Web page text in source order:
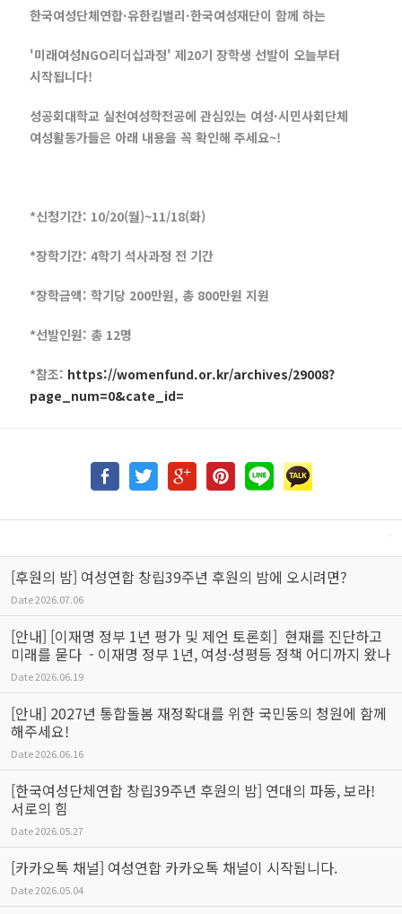
한국여성단체연합·유한킴벌리·한국여성재단이 함께 하는
'미래여성NGO리더십과정' 제20기 장학생 선발이 오늘부터
시작됩니다!
성공회대학교 실천여성학전공에 관심있는 여성·시민사회단체
여성활동가들은 아래 내용을 꼭 확인해 주세요~!
*신청기간: 10/20(월)~11/18(화)
*장학기간: 4학기 석사과정 전 기간
*장학금액: 학기당 200만원, 총 800만원 지원
*선발인원: 총 12명
*참조: https://womenfund.or.kr/archives/29008?
page_num=0&cate_id=
[후원의 밤] 여성연합 창립39주년 후원의 밤에 오시려면?
Date2026.07.06
[안내] [이재명 정부 1년 평가 및 제언 토론회] 현재를 진단하고
미래를 묻다 - 이재명 정부 1년, 여성·성평등 정책 어디까지 왔나
Date2026.06.19
[안내] 2027년 통합돌봄 재정확대를 위한 국민동의 청원에 함께
해주세요!
Date2026.06.16
[한국여성단체연합 창립39주년 후원의 밤] 연대의 파동, 보라!
서로의 힘
Date2026.05.27
[카카오톡 채널] 여성연합 카카오톡 채널이 시작됩니다.
Date2026.05.04